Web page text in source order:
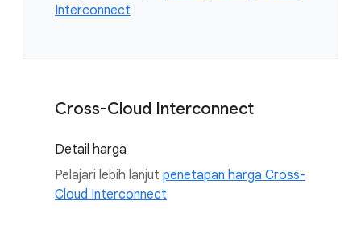
Interconnect
Cross-Cloud Interconnect
Detail harga
Pelajari lebih lanjut penetapan harga Cross-
Cloud Interconnect